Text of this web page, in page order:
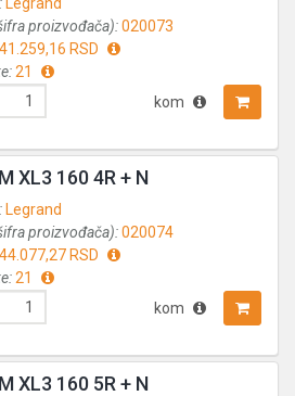
proizvođača):020073
41.259,16 RSD
21
kom
XL3 160 4R + N
Legrand
proizvođača):020074
44.077,27 RSD
21
kom
XL3 160 5R + N